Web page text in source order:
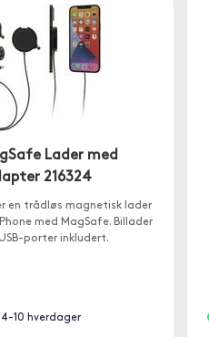
Lader med
216324
en trådløs magnetisk lader
med MagSafe. Billader
porter inkludert.
4-10 hverdager